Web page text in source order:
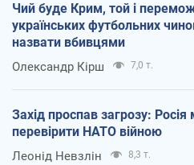
Чий буде Крим, той і
українських футбольних
назвати вбивцями
Олександр Кірш 7,0 т.
Захід проспав загрозу:
перевірити НАТО війною
Леонід Невзлін 8,3 т.